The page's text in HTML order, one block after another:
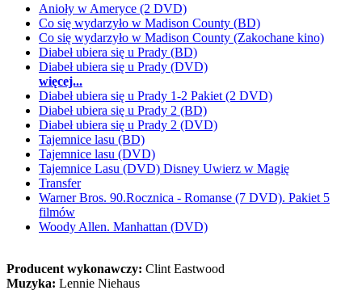
Anioły w Ameryce (2 DVD)
Co się wydarzyło w Madison County (BD)
Co się wydarzyło w Madison County (Zakochane kino)
Diabeł ubiera się u Prady (BD)
Diabeł ubiera się u Prady (DVD)
więcej...
Diabeł ubiera się u Prady 1-2 Pakiet (2 DVD)
Diabeł ubiera się u Prady 2 (BD)
Diabeł ubiera się u Prady 2 (DVD)
Tajemnice lasu (BD)
Tajemnice lasu (DVD)
Tajemnice Lasu (DVD) Disney Uwierz w Magię
Transfer
Warner Bros. 90.Rocznica - Romanse (7 DVD). Pakiet 5
filmów
Woody Allen. Manhattan (DVD)
Producent wykonawczy: Clint Eastwood
Muzyka: Lennie Niehaus